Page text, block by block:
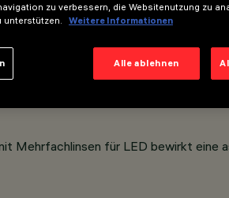
Mehrfachlinsen für LED bewirkt
zu verbessern, die Websitenutzung zu
unterstützen.
Weitere Informationen
Alle ablehnen